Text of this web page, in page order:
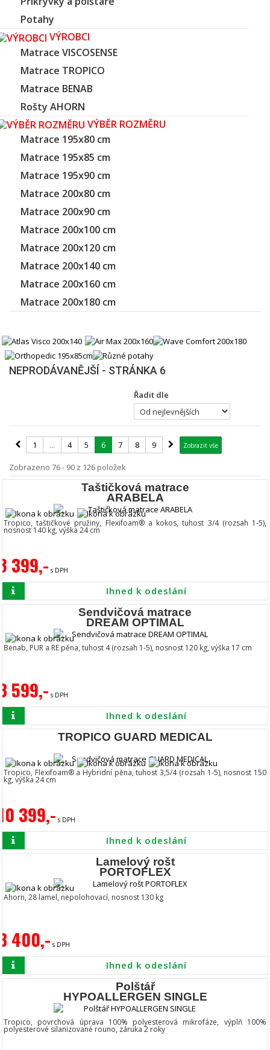
Potahy
VÝROBCI
Matrace VISCOSENSE
Matrace TROPICO
Matrace BENAB
Rošty AHORN
VÝBĚR ROZMĚRU
Matrace 195x80 cm
Matrace 195x85 cm
Matrace 195x90 cm
Matrace 200x80 cm
Matrace 200x90 cm
Matrace 200x100 cm
Matrace 200x120 cm
Matrace 200x140 cm
Matrace 200x160 cm
Matrace 200x180 cm
NEPRODÁVANĚJŠÍ - STRÁNKA 6
Řadit dle
Zobrazit vše
1 ... 4 5 6 7 8 9
Zobrazeno 76 - 90 z 126 položek
Taštičková matrace
ARABELA
Tropico, taštičkové pružiny, Flexifoam® a kokos, tuhost 3/4 (rozsah 1-5),
nosnost 140 kg, výška 24 cm
399,- s DPH
Ihned k odeslání
Sendvičová matrace
DREAM OPTIMAL
Benab, PUR a RE pěna, tuhost 4 (rozsah 1-5), nosnost 120 kg, výška 17 cm
599,- s DPH
Ihned k odeslání
TROPICO GUARD MEDICAL
Tropico, Flexifoam® a Hybridní pěna, tuhost 3,5/4 (rozsah 1-5), nosnost 150
kg, výška 24 cm
399,- s DPH
Ihned k odeslání
Lamelový rošt
PORTOFLEX
Ahorn, 28 lamel, nepolohovací, nosnost 130 kg
400,- s DPH
Ihned k odeslání
Polštář
HYPOALLERGEN SINGLE
Tropico, povrchová úprava 100% polyesterová mikrofáze, výplň 100%
polyesterové silanizované rouno, záruka 2 roky